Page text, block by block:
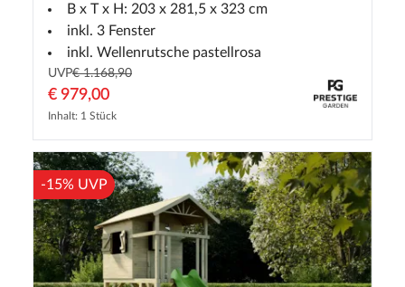
B x T x H: 203 x 281,5 x 323 cm
inkl. 3 Fenster
inkl. Wellenrutsche pastellrosa
UVP€ 1.168,90
€ 979,00
Inhalt: 1 Stück
-15% UVP